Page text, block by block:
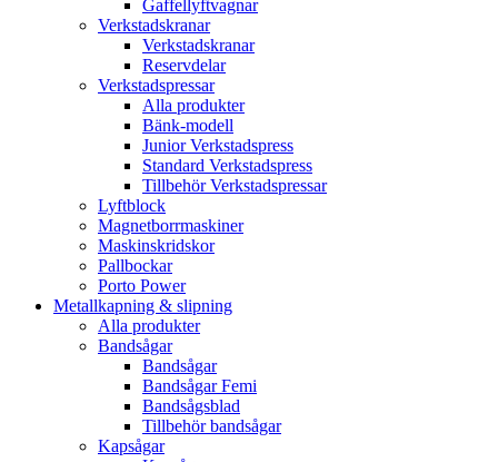
Gaffellyftvagnar
Verkstadskranar
Verkstadskranar
Reservdelar
Verkstadspressar
Alla produkter
Bänk-modell
Junior Verkstadspress
Standard Verkstadspress
Tillbehör Verkstadspressar
Lyftblock
Magnetborrmaskiner
Maskinskridskor
Pallbockar
Porto Power
Metallkapning & slipning
Alla produkter
Bandsågar
Bandsågar
Bandsågar Femi
Bandsågsblad
Tillbehör bandsågar
Kapsågar